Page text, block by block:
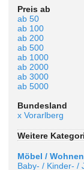
Preis ab
ab 50
ab 100
ab 200
ab 500
ab 1000
ab 2000
ab 3000
ab 5000
Bundesland
x Vorarlberg
Weitere
Möbel /
Baby- / Kinder- /